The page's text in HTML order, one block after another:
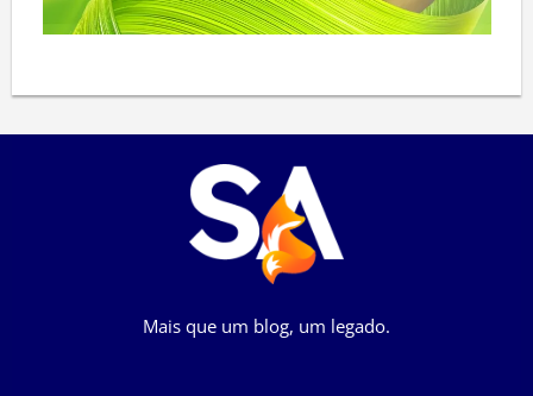
Mais que um blog, um legado.